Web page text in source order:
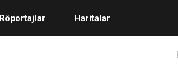
Röportajlar Haritalar